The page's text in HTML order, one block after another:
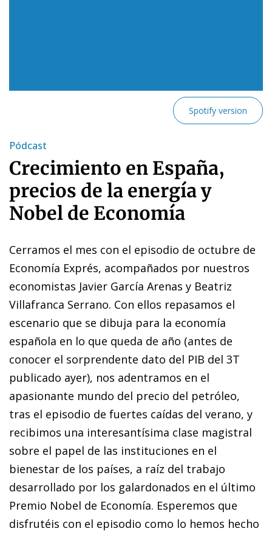
Spotify version
Pódcast
Crecimiento en España,
precios de la energía y
Nobel de Economía
Cerramos el mes con el episodio de octubre de
Economía Exprés, acompañados por nuestros
economistas Javier García Arenas y Beatriz
Villafranca Serrano. Con ellos repasamos el
escenario que se dibuja para la economía
española en lo que queda de año (antes de
conocer el sorprendente dato del PIB del 3T
publicado ayer), nos adentramos en el
apasionante mundo del precio del petróleo,
tras el episodio de fuertes caídas del verano, y
recibimos una interesantísima clase magistral
sobre el papel de las instituciones en el
bienestar de los países, a raíz del trabajo
desarrollado por los galardonados en el último
Premio Nobel de Economía. Esperemos que
disfrutéis con el episodio como lo hemos hecho